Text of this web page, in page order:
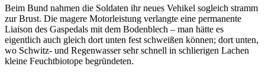
Beim Bund nahmen die Soldaten ihr neues Vehikel sogleich stramm
zur Brust. Die magere Motorleistung verlangte eine permanente
Liaison des Gaspedals mit dem Bodenblech – man hätte es
eigentlich auch gleich dort unten fest schweißen können; dort unten,
wo Schwitz- und Regenwasser sehr schnell in schlierigen Lachen
kleine Feuchtbiotope begründeten.